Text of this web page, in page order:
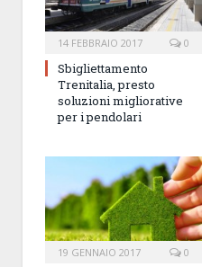
14 FEBBRAIO 2017 0
Sbigliettamento
Trenitalia, presto
soluzioni migliorative
per i pendolari
19 GENNAIO 2017 0